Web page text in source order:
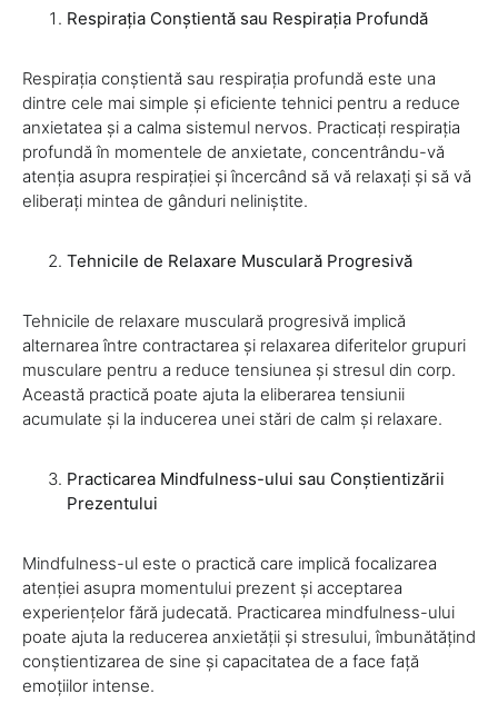
Respirația Conștientă sau Respirația Profundă
Respirația conștientă sau respirația profundă este una
dintre cele mai simple și eficiente tehnici pentru a reduce
anxietatea și a calma sistemul nervos. Practicați respirația
profundă în momentele de anxietate, concentrându-vă
atenția asupra respirației și încercând să vă relaxați și să vă
eliberați mintea de gânduri neliniștite.
Tehnicile de Relaxare Musculară Progresivă
Tehnicile de relaxare musculară progresivă implică
alternarea între contractarea și relaxarea diferitelor grupuri
musculare pentru a reduce tensiunea și stresul din corp.
Această practică poate ajuta la eliberarea tensiunii
acumulate și la inducerea unei stări de calm și relaxare.
Practicarea Mindfulness-ului sau Conștientizării
Prezentului
Mindfulness-ul este o practică care implică focalizarea
atenției asupra momentului prezent și acceptarea
experiențelor fără judecată. Practicarea mindfulness-ului
poate ajuta la reducerea anxietății și stresului, îmbunătățind
conștientizarea de sine și capacitatea de a face față
emoțiilor intense.